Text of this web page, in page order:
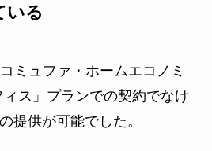
いる
ミュファ・ホームエコノミ
ス」プランでの契約でなけ
提供が可能でした。